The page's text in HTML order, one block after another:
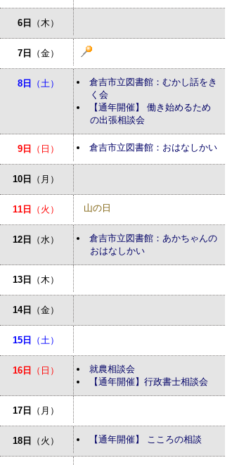
6日 （木）
7日 （金）
8日 （土）
倉吉市立図書館：むかし話をき
く会
【通年開催】 働き始めるため
の出張相談会
9日 （日） 倉吉市立図書館：おはなしかい
10日 （月）
11日 （火） 山の日
12日 （水）
倉吉市立図書館：あかちゃんの
おはなしかい
13日 （木）
14日 （金）
15日 （土）
16日 （日）
就農相談会
【通年開催】行政書士相談会
17日 （月）
18日 （火） 【通年開催】 こころの相談